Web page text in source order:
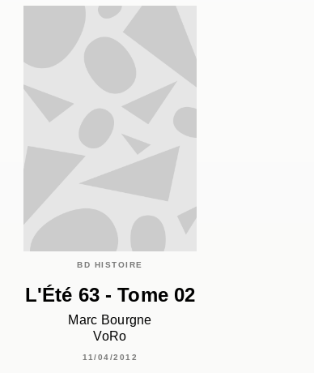
BD HISTOIRE
L'Été 63 - Tome 02
Marc Bourgne
VoRo
11/04/2012